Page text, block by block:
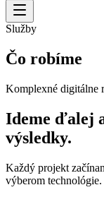
Služby
Čo robíme
Komplexné digitálne
Ideme ďalej
výsledky.
Každý projekt
výberom technológie.